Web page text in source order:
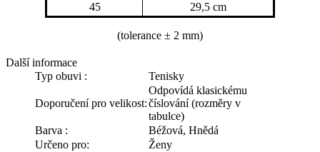
45
29,5 cm
(tolerance ± 2 mm)
Další informace
Typ obuvi :
Tenisky
Doporučení pro velikost:
Odpovídá klasickému
číslování (rozměry v
tabulce)
Barva :
Béžová, Hnědá
Určeno pro:
Ženy